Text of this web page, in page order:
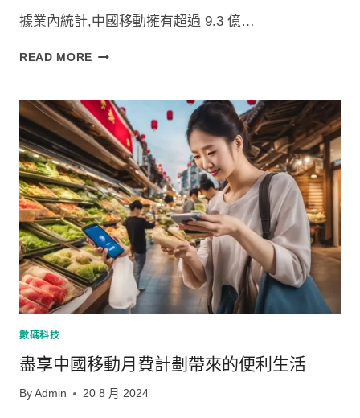
據業內統計,中國移動擁有超過 9.3 億…
READ MORE
動
月
費
計
劃
的
退
訂
政
策
解
析
數碼科技
盡享中國移動月費計劃帶來的便利生活
By Admin 20 8 月 2024